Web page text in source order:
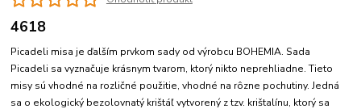
4618
Picadeli misa je ďalším prvkom sady od výrobcu BOHEMIA. Sada
Picadeli sa vyznačuje krásnym tvarom, ktorý nikto neprehliadne. Tieto
misy sú vhodné na rozličné použitie, vhodné na rôzne pochutiny. Jedná
sa o ekologický bezolovnatý krištáľ vytvorený z tzv. krištalínu, ktorý sa